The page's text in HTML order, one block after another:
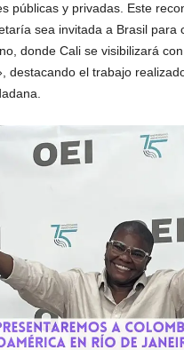
públicas y privadas. Este
sea invitada a Brasil para
donde Cali se visibilizará
destacando el trabajo